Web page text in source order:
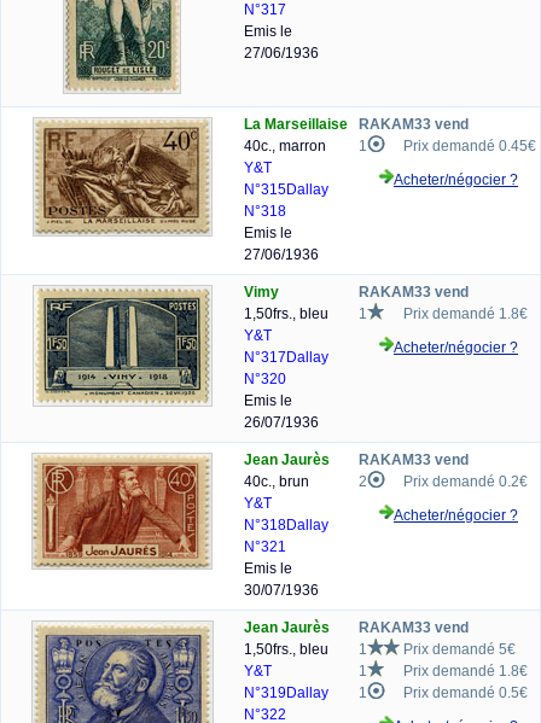
N°317
Emis le
27/06/1936
La Marseillaise
40c., marron
Y&T
N°315Dallay
N°318
Emis le
27/06/1936
RAKAM33 vend
1
Prix demandé 0.45€
Acheter/négocier ?
Vimy
1,50frs., bleu
Y&T
N°317 Dallay
N°320
Emis le
26/07/1936
RAKAM33 vend
1
Prix demandé 1.8€
Acheter/négocier ?
Jean Jaurès
40c., brun
Y&T
N°318Dallay
N°321
Emis le
30/07/1936
RAKAM33 vend
2
Prix demandé 0.2€
Acheter/négocier ?
Jean Jaurès
1,50frs., bleu
Y&T
N°319Dallay
N°322
RAKAM33 vend
1
Prix demandé 5€
1
Prix demandé 1.8€
1
Prix demandé 0.5€